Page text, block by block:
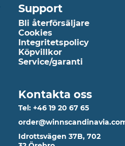
Support
Bli återförsäljare
Cookies
Integritetspolicy
Köpvillkor
Service/garanti
Kontakta oss
Tel: +46 19 20 67 65
Idrottsvägen 37B, 702